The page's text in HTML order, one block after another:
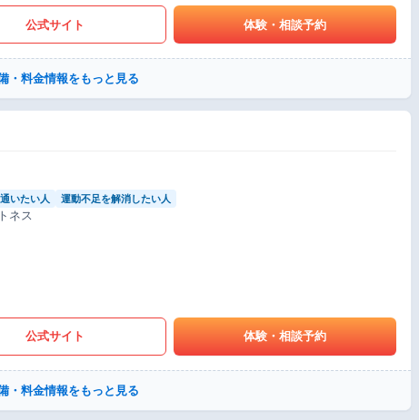
公式サイト 体験・相談予約
・料金情報をもっと見る
いたい人 運動不足を解消したい人
ネス
公式サイト 体験・相談予約
・料金情報をもっと見る